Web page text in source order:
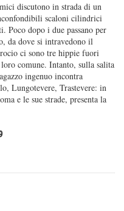
discutono in strada di un
scaloni cilindrici
Poco dopo i due passano per
da dove si intravedono il
ci sono tre hippie fuori
comune. Intanto, sulla salita
ingenuo incontra
Lungotevere, Trastevere: in
e le sue strade, presenta la